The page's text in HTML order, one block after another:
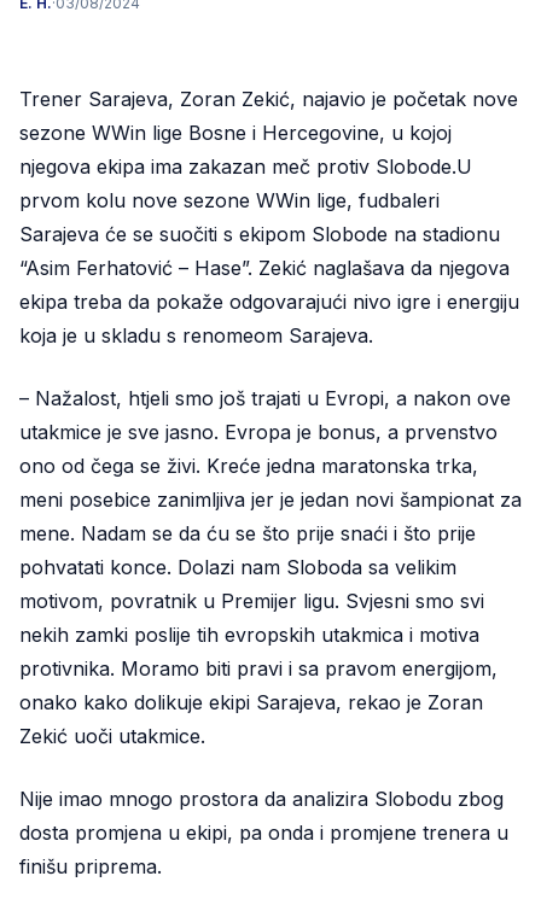
Trener Sarajeva, Zoran Zekić, najavio je početak nove
sezone WWin lige Bosne i Hercegovine, u kojoj
njegova ekipa ima zakazan meč protiv Slobode.U
prvom kolu nove sezone WWin lige, fudbaleri
Sarajeva će se suočiti s ekipom Slobode na stadionu
“Asim Ferhatović – Hase”. Zekić naglašava da njegova
ekipa treba da pokaže odgovarajući nivo igre i energiju
koja je u skladu s renomeom Sarajeva.
– Nažalost, htjeli smo još trajati u Evropi, a nakon ove
utakmice je sve jasno. Evropa je bonus, a prvenstvo
ono od čega se živi. Kreće jedna maratonska trka,
meni posebice zanimljiva jer je jedan novi šampionat za
mene. Nadam se da ću se što prije snaći i što prije
pohvatati konce. Dolazi nam Sloboda sa velikim
motivom, povratnik u Premijer ligu. Svjesni smo svi
nekih zamki poslije tih evropskih utakmica i motiva
protivnika. Moramo biti pravi i sa pravom energijom,
onako kako dolikuje ekipi Sarajeva, rekao je Zoran
Zekić uoči utakmice.
Nije imao mnogo prostora da analizira Slobodu zbog
dosta promjena u ekipi, pa onda i promjene trenera u
finišu priprema.